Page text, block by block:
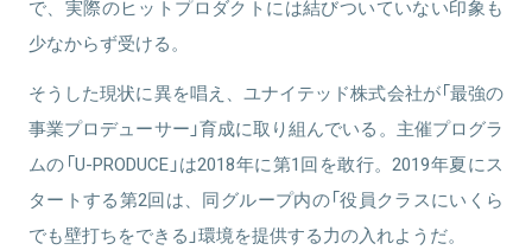
で、実際のヒットプロダクトには結びついていない印象も
少なからず受ける。
そうした現状に異を唱え、ユナイテッド株式会社が「最強の
事業プロデューサー」育成に取り組んでいる。主催プログラ
ムの「U-PRODUCE」は2018年に第1回を敢行。2019年夏にス
タートする第2回は、同グループ内の「役員クラスにいくら
でも壁打ちをできる」環境を提供する力の入れようだ。